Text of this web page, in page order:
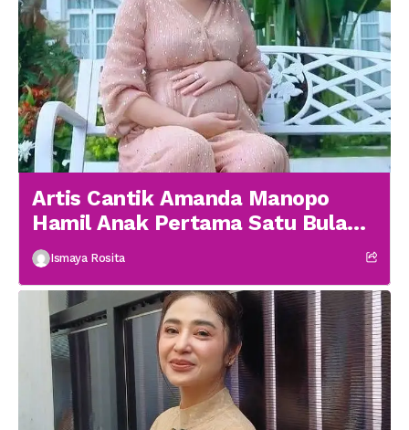
Artis Cantik Amanda Manopo
Hamil Anak Pertama Satu Bulan
menikah
Ismaya Rosita